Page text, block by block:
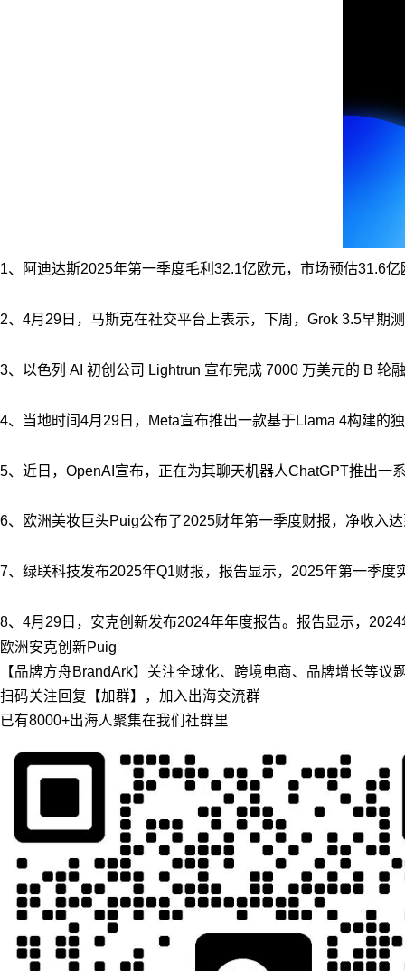
1、阿迪达斯2025年第一季度毛利32.1亿欧元，市场预估31.6
2、4月29日，马斯克在社交平台上表示，下周，Grok 3.5早期
3、以色列 AI 初创公司 Lightrun 宣布完成 7000 万美元的 B 轮
4、当地时间4月29日，Meta宣布推出一款基于Llama 4构建的
5、近日，OpenAI宣布，正在为其聊天机器人ChatGPT推出一
6、欧洲美妆巨头Puig公布了2025财年第一季度财报，净收入
7、绿联科技发布2025年Q1财报，报告显示，2025年第一季度
8、4月29日，安克创新发布2024年年度报告。报告显示，
欧洲 安克创新Puig
【品牌方舟BrandArk】关注全球化、跨境电商、品牌增长等议
扫码关注回复【加群】，加入出海交流群
已有8000+出海人聚集在我们社群里